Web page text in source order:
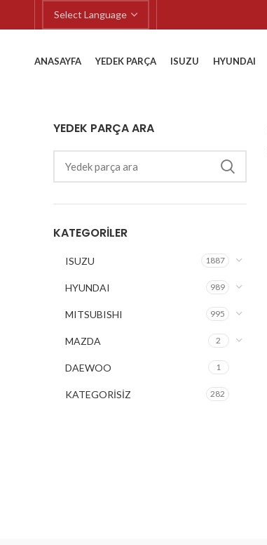
ANASAYFA YEDEK PARÇA ISUZU HYUNDAI
YEDEK PARÇA ARA
KATEGORILER
ISUZU 1887
HYUNDAI 989
MITSUBISHI 995
MAZDA 2
DAEWOO 1
KATEGORİSİZ 282